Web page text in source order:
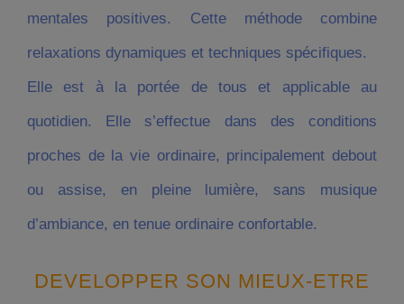
mentales positives. Cette méthode combine
relaxations dynamiques et techniques spécifiques.
Elle est à la portée de tous et applicable au
quotidien. Elle s’effectue dans des conditions
proches de la vie ordinaire, principalement debout
ou assise, en pleine lumière, sans musique
d’ambiance, en tenue ordinaire confortable.
DEVELOPPER SON MIEUX-ETRE